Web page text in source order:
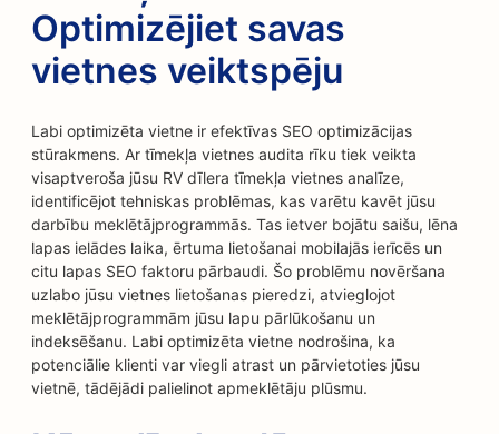
Optimizējiet savas
vietnes veiktspēju
Labi optimizēta vietne ir efektīvas SEO optimizācijas
stūrakmens. Ar tīmekļa vietnes audita rīku tiek veikta
visaptveroša jūsu RV dīlera tīmekļa vietnes analīze,
identificējot tehniskas problēmas, kas varētu kavēt jūsu
darbību meklētājprogrammās. Tas ietver bojātu saišu, lēna
lapas ielādes laika, ērtuma lietošanai mobilajās ierīcēs un
citu lapas SEO faktoru pārbaudi. Šo problēmu novēršana
uzlabo jūsu vietnes lietošanas pieredzi, atvieglojot
meklētājprogrammām jūsu lapu pārlūkošanu un
indeksēšanu. Labi optimizēta vietne nodrošina, ka
potenciālie klienti var viegli atrast un pārvietoties jūsu
vietnē, tādējādi palielinot apmeklētāju plūsmu.